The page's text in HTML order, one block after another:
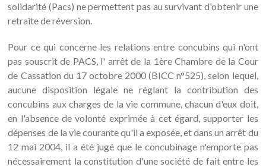
solidarité (Pacs) ne permettent pas au survivant d'obtenir une
retraite de réversion.
Pour ce qui concerne les relations entre concubins qui n'ont
pas souscrit de PACS, l' arrêt de la 1ère Chambre de la Cour
de Cassation du 17 octobre 2000 (BICC n°525), selon lequel,
aucune disposition légale ne réglant la contribution des
concubins aux charges de la vie commune, chacun d'eux doit,
en l'absence de volonté exprimée à cet égard, supporter les
dépenses de la vie courante qu'il a exposée, et dans un arrêt du
12 mai 2004, il a été jugé que le concubinage n'emporte pas
nécessairement la constitution d'une société de fait entre les